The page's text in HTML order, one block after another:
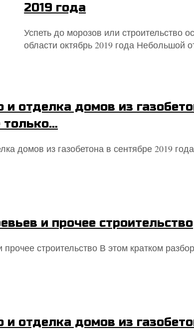
2019 года
Успеть до морозов или строительство
области октябрь 2019 года Небольшой
и отделка домов из
только…
домов из газобетона в сентябре 2019
и прочее строительство
строительство В этом кратком
и отделка домов из